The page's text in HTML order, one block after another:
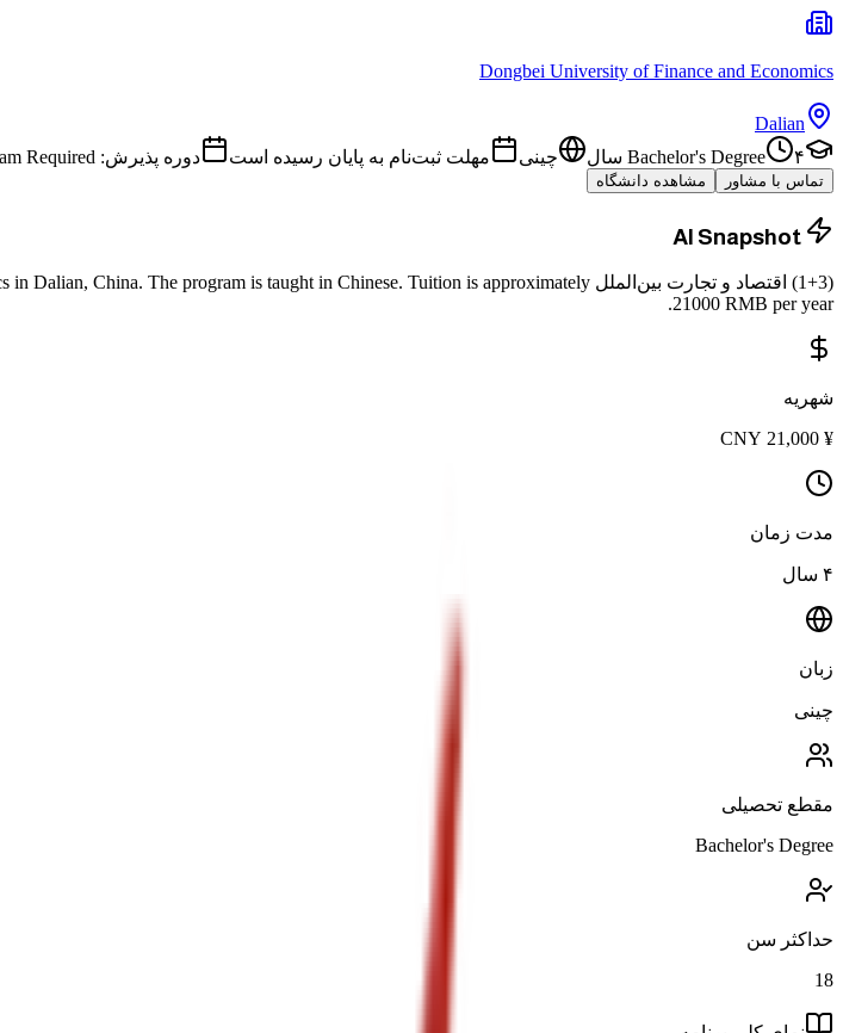
Dongbei University of Finance and Economics
Dalian
Bachelor's Degree
۴ سال چینی مهلت ثبت‌نام به پایان رسیده است دوره پذیرش: Fall 2026-2027 Required
تماس با مشاور مشاهده دانشگاه
(1+3) اقتصاد و تجارت بین‌الملل in Dalian, China. The program is taught in Chinese. Tuition is approximately
21000 RMB per year.
شهریه
¥
21,000
مدت زمان
۴ سال
زبان
چینی
مقطع تحصیلی
Bachelor's Degree
حداکثر سن
18